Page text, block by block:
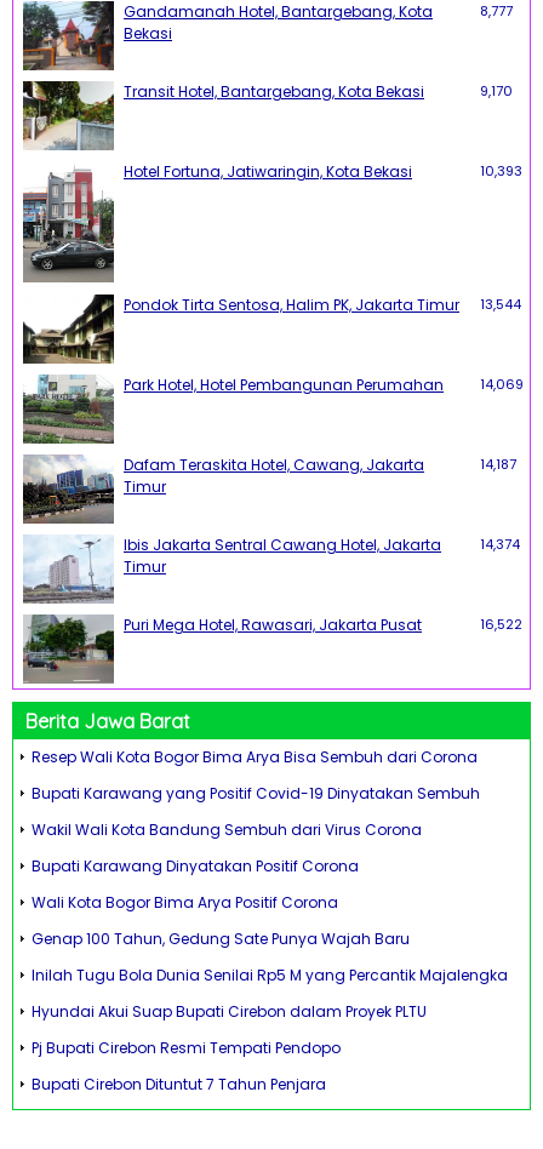
Gandamanah Hotel, Bantargebang, Kota
Bekasi
8,777
Transit Hotel, Bantargebang, Kota Bekasi 9,170
Hotel Fortuna, Jatiwaringin, Kota Bekasi 10,393
Pondok Tirta Sentosa, Halim PK, Jakarta Timur 13,544
Park Hotel, Hotel Pembangunan Perumahan 14,069
Dafam Teraskita Hotel, Cawang, Jakarta
Timur
14,187
Ibis Jakarta Sentral Cawang Hotel, Jakarta
Timur
14,374
Puri Mega Hotel, Rawasari, Jakarta Pusat 16,522
Berita Jawa Barat
Resep Wali Kota Bogor Bima Arya Bisa Sembuh dari Corona
Bupati Karawang yang Positif Covid-19 Dinyatakan Sembuh
Wakil Wali Kota Bandung Sembuh dari Virus Corona
Bupati Karawang Dinyatakan Positif Corona
Wali Kota Bogor Bima Arya Positif Corona
Genap 100 Tahun, Gedung Sate Punya Wajah Baru
Inilah Tugu Bola Dunia Senilai Rp5 M yang Percantik Majalengka
Hyundai Akui Suap Bupati Cirebon dalam Proyek PLTU
Pj Bupati Cirebon Resmi Tempati Pendopo
Bupati Cirebon Dituntut 7 Tahun Penjara